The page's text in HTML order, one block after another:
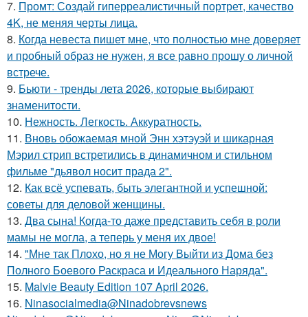
7. Промт: Создай гиперреалистичный портрет, качество
4K, не меняя черты лица.
8. Когда невеста пишет мне, что полностью мне доверяет
и пробный образ не нужен, я все равно прошу о личной
встрече.
9. Бьюти - тренды лета 2026, которые выбирают
знаменитости.
10. Нежность. Легкость. Аккуратность.
11. Вновь обожаемая мной Энн хэтэуэй и шикарная
Мэрил стрип встретились в динамичном и стильном
фильме "дьявол носит прада 2".
12. Как всё успевать, быть элегантной и успешной:
советы для деловой женщины.
13. Два сына! Когда-то даже представить себя в роли
мамы не могла, а теперь у меня их двое!
14. "Мне так Плохо, но я не Могу Выйти из Дома без
Полного Боевого Раскраса и Идеального Наряда".
15. Malvie Beauty Edition 107 April 2026.
16. Ninasocialmedia@Ninadobrevsnews